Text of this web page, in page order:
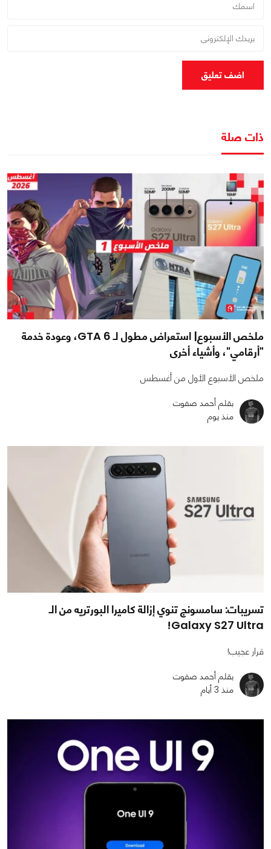
اضف تعليق
ذات صلة
ملخص الأسبوع| استعراض مطول لـ GTA 6، وعودة خدمة
"أرقامي"، وأشياء أخرى
ملخص الأسبوع الأول من أغسطس
بقلم أحمد صفوت
منذ يوم
تسريبات: سامسونج تنوي إزالة كاميرا البورتريه من الـ
Galaxy S27 Ultra!
قرار عجيب!
بقلم أحمد صفوت
منذ 3 أيام